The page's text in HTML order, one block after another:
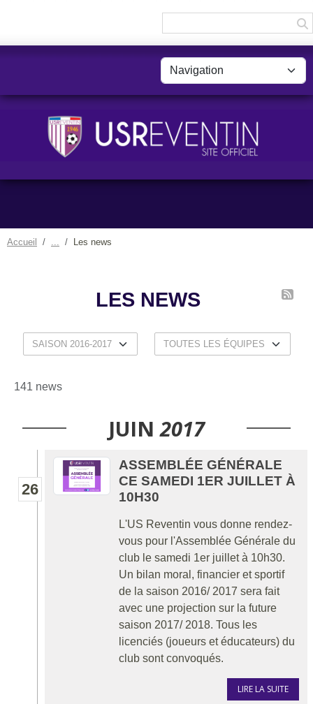
Accueil Les news
LES NEWS
141 news
JUIN 2017
26
ASSEMBLÉE GÉNÉRALE
CE SAMEDI 1ER JUILLET À
10H30
L'US Reventin vous donne rendez-
vous pour l'Assemblée Générale du
club le samedi 1er juillet à 10h30.
Un bilan moral, financier et sportif
de la saison 2016/ 2017 sera fait
avec une projection sur la future
saison 2017/ 2018. Tous les
licenciés (joueurs et éducateurs) du
club sont convoqués.
LIRE LA SUITE